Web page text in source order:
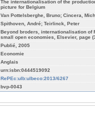
The internationalisation of the
picture for Belgium
Van Pottelsberghe, Bruno; Cincera,
Spithoven, André; Teirlinck, Peter
Beyond broders, internationalisation of
small open economies, Elsevier, page
Publié, 2005
Economie
Anglais
urn:isbn:0444519092
RePEc:ulb:ulbeco:2013/6267
bvp-0043